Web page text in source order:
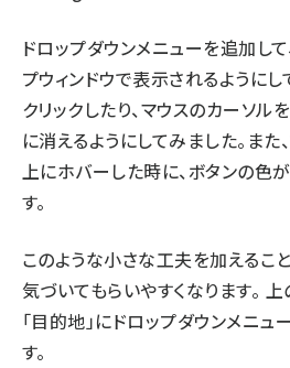
ドロップダウンメニューを追加し
プウィンドウで表示されるように
クリックしたり、マウスのカーソ
に消えるようにしてみました。また
上にホバーした時に、ボタンの色
す。
このような小さな工夫を加えるこ
気づいてもらいやすくなります。
「目的地」にドロップダウンメニ
す。